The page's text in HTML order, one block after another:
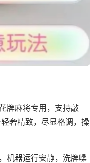
牌麻将专用，支持敲
奢精致，尽显格调，操
机器运行安静，洗牌噪